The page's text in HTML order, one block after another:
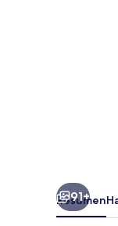
91+
Resumen